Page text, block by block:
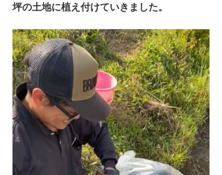
坪の土地に植え付けていきました。